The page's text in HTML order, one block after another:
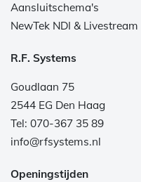
Aansluitschema's
NewTek NDI & Livestream
R.F. Systems
Goudlaan 75
2544 EG Den Haag
Tel: 070-367 35 89
info@rfsystems.nl
Openingstijden